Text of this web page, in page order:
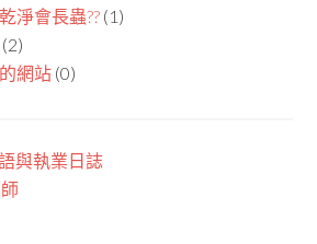
淨會長蟲?? (1)
(2)
網站 (0)
與執業日誌